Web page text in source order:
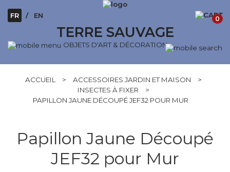
TERRE SAUVAGE
OBJETS D'ART & DÉCORATION
FR EN 0
ACCUEIL > ACCESSOIRES JARDIN ET MAISON
>
INSECTES À FIXER
>
PAPILLON JAUNE DÉCOUPÉ JEF32 POUR MUR
Papillon Jaune Découpé
JEF32 pour Mur